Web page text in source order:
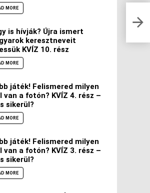
MORE
is hívják? Újra ismert
keresztneveit
KVÍZ 10. rész
MORE
játék! Felismered milyen
van a fotón? KVÍZ 4. rész –
sikerül?
MORE
játék! Felismered milyen
van a fotón? KVÍZ 3. rész –
sikerül?
MORE